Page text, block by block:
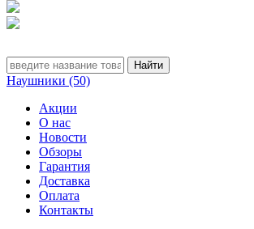
Наушники (50)
Акции
О нас
Новости
Обзоры
Гарантия
Доставка
Оплата
Контакты